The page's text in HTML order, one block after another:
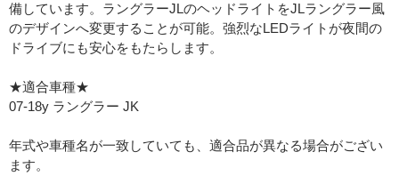
備しています。ラングラーJLのヘッドライトをJLラングラー風
のデザインへ変更することが可能。強烈なLEDライトが夜間の
ドライブにも安心をもたらします。
★適合車種★
07-18y ラングラー JK
年式や車種名が一致していても、適合品が異なる場合がござい
ます。